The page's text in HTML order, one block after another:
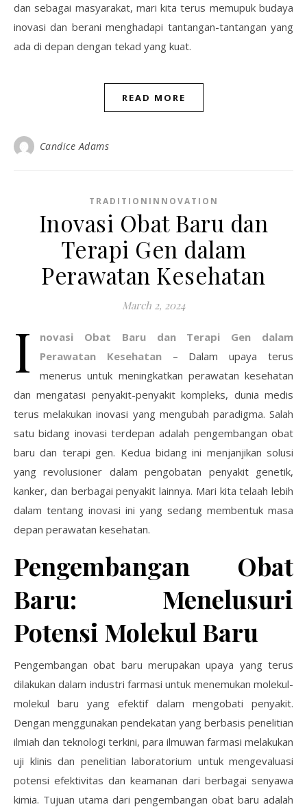
dan sebagai masyarakat, mari kita terus memupuk budaya
inovasi dan berani menghadapi tantangan-tantangan yang
ada di depan dengan tekad yang kuat.
READ MORE
Candice Adams
TRADITIONINNOVATION
Inovasi Obat Baru dan
Terapi Gen dalam
Perawatan Kesehatan
March 2, 2024
I
novasi Obat Baru dan Terapi Gen dalam
Perawatan Kesehatan– Dalam upaya terus
menerus untuk meningkatkan perawatan kesehatan
dan mengatasi penyakit-penyakit kompleks, dunia medis
terus melakukan inovasi yang mengubah paradigma. Salah
satu bidang inovasi terdepan adalah pengembangan obat
baru dan terapi gen. Kedua bidang ini menjanjikan solusi
yang revolusioner dalam pengobatan penyakit genetik,
kanker, dan berbagai penyakit lainnya. Mari kita telaah lebih
dalam tentang inovasi ini yang sedang membentuk masa
depan perawatan kesehatan.
Pengembangan Obat
Baru: Menelusuri
Potensi Molekul Baru
Pengembangan obat baru merupakan upaya yang terus
dilakukan dalam industri farmasi untuk menemukan molekul-
molekul baru yang efektif dalam mengobati penyakit.
Dengan menggunakan pendekatan yang berbasis penelitian
ilmiah dan teknologi terkini, para ilmuwan farmasi melakukan
uji klinis dan penelitian laboratorium untuk mengevaluasi
potensi efektivitas dan keamanan dari berbagai senyawa
kimia. Tujuan utama dari pengembangan obat baru adalah